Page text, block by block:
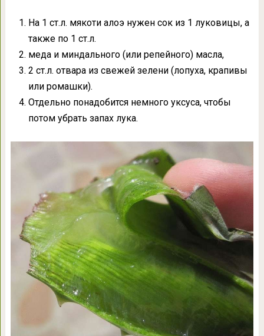
На 1 ст.л. мякоти алоэ нужен сок из 1 луковицы, а
также по 1 ст.л.
меда и миндального (или репейного) масла,
2 ст.л. отвара из свежей зелени (лопуха, крапивы
или ромашки).
Отдельно понадобится немного уксуса, чтобы
потом убрать запах лука.